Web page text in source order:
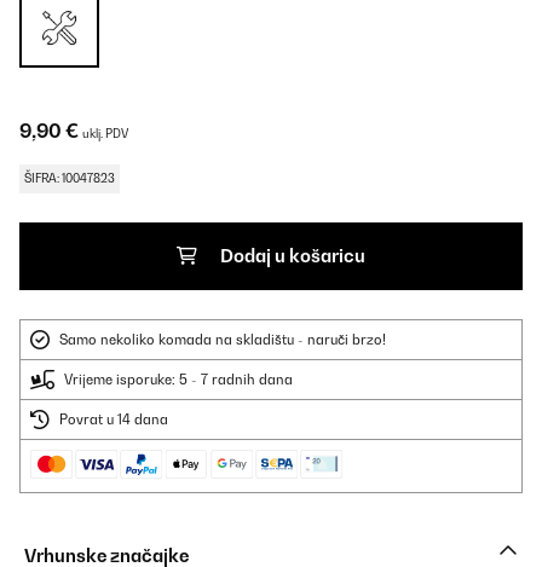
9,90 € uklj. PDV
ŠIFRA: 10047823
Dodaj u košaricu
Samo nekoliko komada na skladištu - naruči brzo!
Vrijeme isporuke: 5 - 7 radnih dana
Povrat u 14 dana
Vrhunske značajke